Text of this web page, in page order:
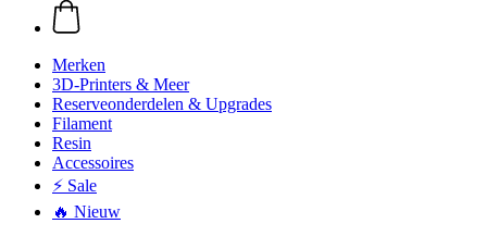
Merken
3D-Printers & Meer
Reserveonderdelen & Upgrades
Filament
Resin
Accessoires
⚡ Sale
🔥 Nieuw